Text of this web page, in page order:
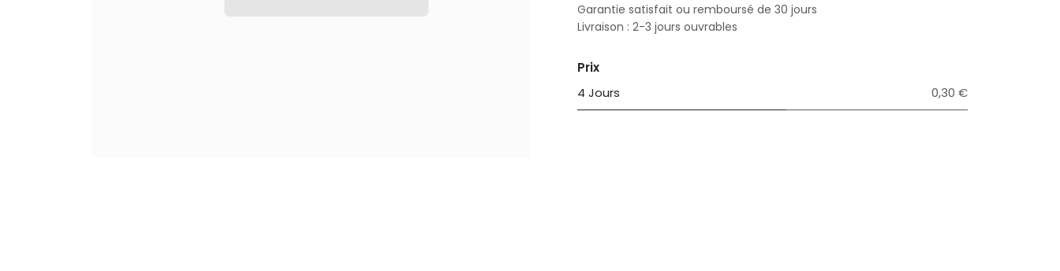
Garantie satisfait ou remboursé de 30 jours
Livraison : 2-3 jours ouvrables
Prix
4 Jours
0,30 €